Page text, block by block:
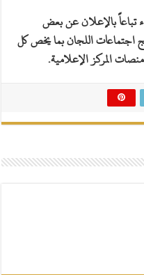
تباعاً بالإعلان عن بعض
اجتماعات اللجان بما يخص كل
المركز الإعلامية.